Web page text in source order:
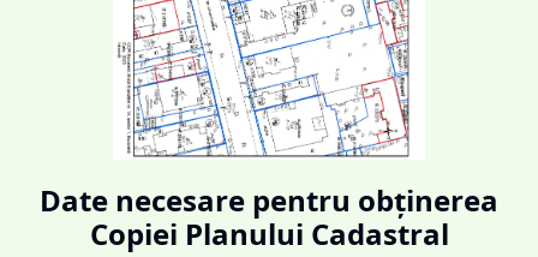
Date necesare pentru obținerea
Copiei Planului Cadastral